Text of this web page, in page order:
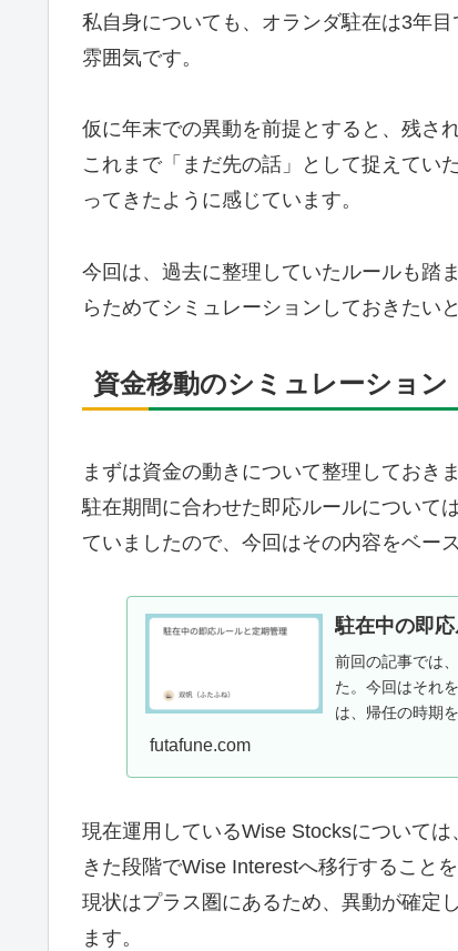
私自身についても、オランダ駐在は3年
雰囲気です。
仮に年末での異動を前提とすると、残さ
これまで「まだ先の話」として捉えてい
ってきたように感じています。
今回は、過去に整理していたルールも踏
らためてシミュレーションしておきたい
資金移動のシミュレーション
まずは資金の動きについて整理しておきま
駐在期間に合わせた即応ルールについて
ていましたので、今回はその内容をベー
駐在中の即
前回の記事では
た。今回はそれ
は、帰任の時期
futafune.com
現在運用しているWise Stocksについて
きた段階でWise Interestへ移行すること
現状はプラス圏にあるため、異動が確定
ます。